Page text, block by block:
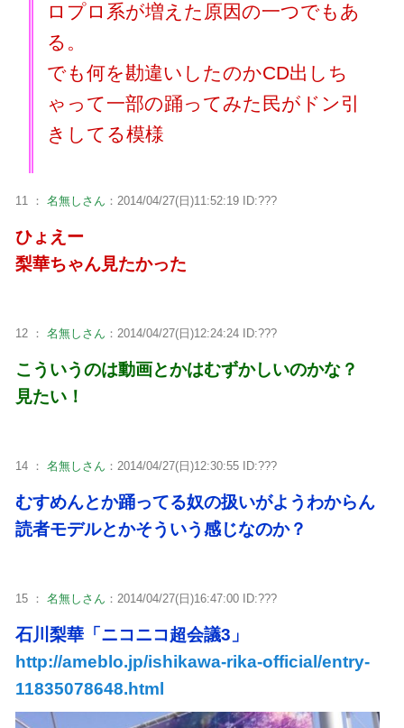
ロプロ系が増えた原因の一つでもあ
る。
でも何を勘違いしたのかCD出しち
ゃって一部の踊ってみた民がドン引
きしてる模様
11 ： 名無しさん ：2014/04/27(日)11:52:19 ID:???
ひょえー
梨華ちゃん見たかった
12 ： 名無しさん ：2014/04/27(日)12:24:24 ID:???
こういうのは動画とかはむずかしいのかな？
見たい！
14 ： 名無しさん ：2014/04/27(日)12:30:55 ID:???
むすめんとか踊ってる奴の扱いがようわからん
読者モデルとかそういう感じなのか？
15 ： 名無しさん ：2014/04/27(日)16:47:00 ID:???
石川梨華「ニコニコ超会議3」
http://ameblo.jp/ishikawa-rika-official/entry-
11835078648.html